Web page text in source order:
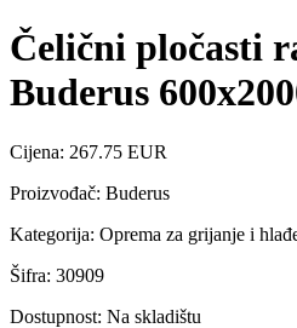
Čelični pločasti
Buderus
Cijena: 267.75 EUR
Proizvođač: Buderus
Kategorija: Oprema za grijanje i
Šifra: 30909
Dostupnost: Na skladištu